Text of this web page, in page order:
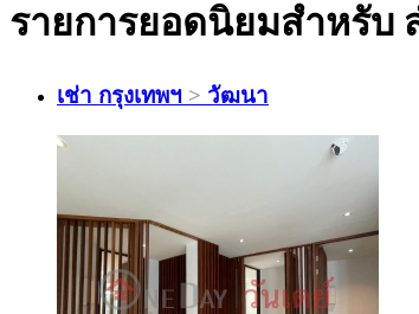
รายการยอดนิยมสำหรั
เช่า กรุงเทพฯ > วัฒนา